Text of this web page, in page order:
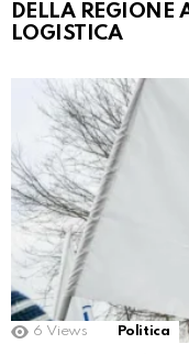
DELLA REGIONE
LOGISTICA
6 Views Politica